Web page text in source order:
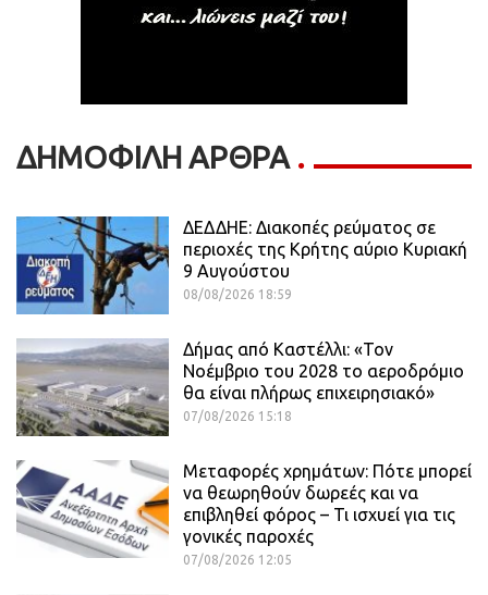
ΔΗΜΟΦΙΛΗ ΑΡΘΡΑ
ΔΕΔΔΗΕ: Διακοπές ρεύματος σε
περιοχές της Κρήτης αύριο Κυριακή
9 Αυγούστου
08/08/2026 18:59
Δήμας από Καστέλλι: «Τον
Νοέμβριο του 2028 το αεροδρόμιο
θα είναι πλήρως επιχειρησιακό»
07/08/2026 15:18
Μεταφορές χρημάτων: Πότε μπορεί
να θεωρηθούν δωρεές και να
επιβληθεί φόρος – Τι ισχυεί για τις
γονικές παροχές
07/08/2026 12:05